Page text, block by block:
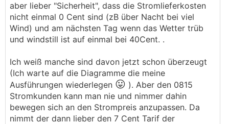
aber lieber "Sicherheit", dass die Stromlieferkosten
nicht einmal 0 Cent sind (zB über Nacht bei viel
Wind) und am nächsten Tag wenn das Wetter trüb
und windstill ist auf einmal bei 40Cent. .
Ich weiß manche sind davon jetzt schon überzeugt
(Ich warte auf die Diagramme die meine
Ausführungen wiederlegen 😛 ). Aber den 0815
Stromkunden kann man nie und nimmer dahin
bewegen sich an den Strompreis anzupassen. Da
nimmt der dann lieber den 7 Cent Tarif der